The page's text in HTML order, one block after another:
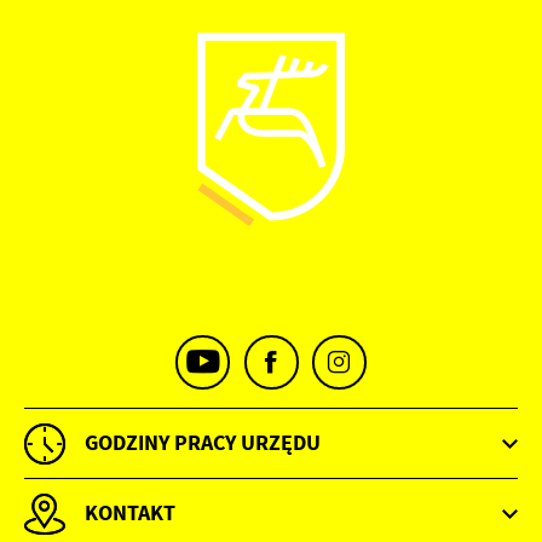
GODZINY PRACY URZĘDU
KONTAKT
Promocyjne pliki cookies służą do prezentowania Ci naszych
komunikatów na podstawie analizy Twoich upodobań oraz Twoich
zwyczajów dotyczących przeglądanej witryny internetowej. Treści
promocyjne mogą pojawić się na stronach podmiotów trzecich lub
firm będących naszymi partnerami oraz innych dostawców usług.
Firmy te działają w charakterze pośredników prezentujących nasze
treści w postaci wiadomości, ofert, komunikatów mediów